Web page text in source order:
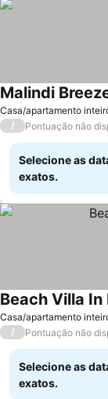
Casa/apartamento
Malindi
/ Pontuação não
Selecione as
exatos.
Casa/apartamento
Beach Villa
/ Pontuação não
Selecione as
exatos.